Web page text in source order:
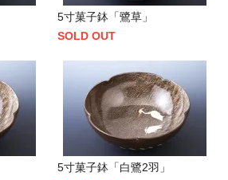
5寸菓子鉢「鷺草」
SOLD OUT
5寸菓子鉢「白鷺2羽」